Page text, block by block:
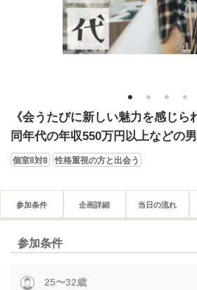
1 2 3 4
《会うたびに新しい魅力を感じら
同年代の年収550万円以上などの
個室8対8 性格重視の方と出会う
参加条件 企画詳細 当日の流れ
参加条件
25〜32歳